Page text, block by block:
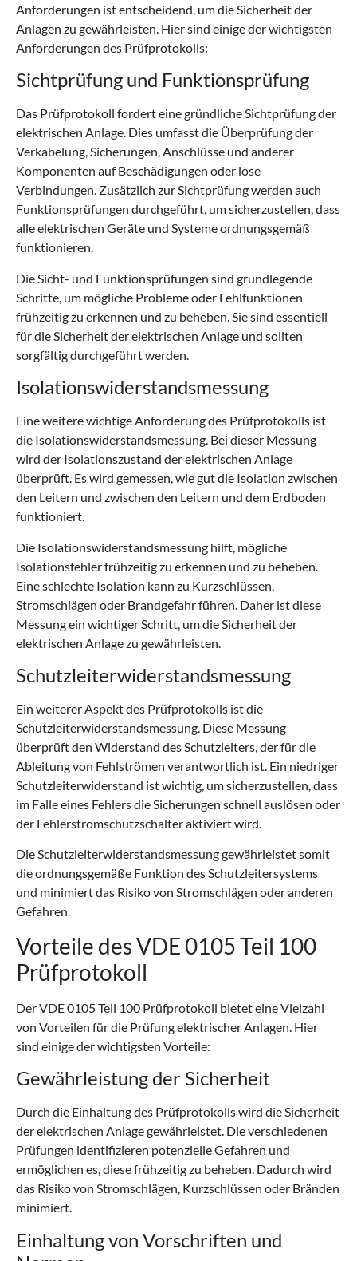
Anforderungen ist entscheidend, um die Sicherheit der
Anlagen zu gewährleisten. Hier sind einige der wichtigsten
Anforderungen des Prüfprotokolls:
Sichtprüfung und Funktionsprüfung
Das Prüfprotokoll fordert eine gründliche Sichtprüfung der
elektrischen Anlage. Dies umfasst die Überprüfung der
Verkabelung, Sicherungen, Anschlüsse und anderer
Komponenten auf Beschädigungen oder lose
Verbindungen. Zusätzlich zur Sichtprüfung werden auch
Funktionsprüfungen durchgeführt, um sicherzustellen, dass
alle elektrischen Geräte und Systeme ordnungsgemäß
funktionieren.
Die Sicht- und Funktionsprüfungen sind grundlegende
Schritte, um mögliche Probleme oder Fehlfunktionen
frühzeitig zu erkennen und zu beheben. Sie sind essentiell
für die Sicherheit der elektrischen Anlage und sollten
sorgfältig durchgeführt werden.
Isolationswiderstandsmessung
Eine weitere wichtige Anforderung des Prüfprotokolls ist
die Isolationswiderstandsmessung. Bei dieser Messung
wird der Isolationszustand der elektrischen Anlage
überprüft. Es wird gemessen, wie gut die Isolation zwischen
den Leitern und zwischen den Leitern und dem Erdboden
funktioniert.
Die Isolationswiderstandsmessung hilft, mögliche
Isolationsfehler frühzeitig zu erkennen und zu beheben.
Eine schlechte Isolation kann zu Kurzschlüssen,
Stromschlägen oder Brandgefahr führen. Daher ist diese
Messung ein wichtiger Schritt, um die Sicherheit der
elektrischen Anlage zu gewährleisten.
Schutzleiterwiderstandsmessung
Ein weiterer Aspekt des Prüfprotokolls ist die
Schutzleiterwiderstandsmessung. Diese Messung
überprüft den Widerstand des Schutzleiters, der für die
Ableitung von Fehlströmen verantwortlich ist. Ein niedriger
Schutzleiterwiderstand ist wichtig, um sicherzustellen, dass
im Falle eines Fehlers die Sicherungen schnell auslösen oder
der Fehlerstromschutzschalter aktiviert wird.
Die Schutzleiterwiderstandsmessung gewährleistet somit
die ordnungsgemäße Funktion des Schutzleitersystems
und minimiert das Risiko von Stromschlägen oder anderen
Gefahren.
Vorteile des VDE 0105 Teil 100
Prüfprotokoll
Der VDE 0105 Teil 100 Prüfprotokoll bietet eine Vielzahl
von Vorteilen für die Prüfung elektrischer Anlagen. Hier
sind einige der wichtigsten Vorteile:
Gewährleistung der Sicherheit
Durch die Einhaltung des Prüfprotokolls wird die Sicherheit
der elektrischen Anlage gewährleistet. Die verschiedenen
Prüfungen identifizieren potenzielle Gefahren und
ermöglichen es, diese frühzeitig zu beheben. Dadurch wird
das Risiko von Stromschlägen, Kurzschlüssen oder Bränden
minimiert.
Einhaltung von Vorschriften und